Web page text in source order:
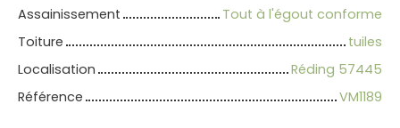
Assainissement
Tout à l'égout conforme
Toiture
tuiles
Localisation
Réding 57445
Référence
VM1189